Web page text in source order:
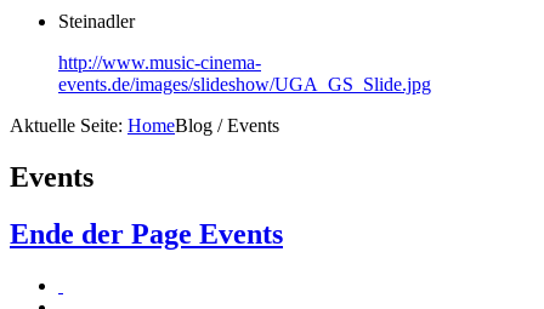
Steinadler
http://www.music-cinema-
events.de/images/slideshow/UGA_GS_Slide.jpg
Aktuelle Seite: HomeBlog / Events
Events
Ende der Page Events